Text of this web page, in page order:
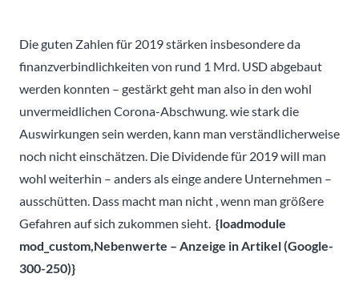
Die guten Zahlen für 2019 stärken insbesondere da
finanzverbindlichkeiten von rund 1 Mrd. USD abgebaut
werden konnten – gestärkt geht man also in den wohl
unvermeidlichen Corona-Abschwung. wie stark die
Auswirkungen sein werden, kann man verständlicherweise
noch nicht einschätzen. Die Dividende für 2019 will man
wohl weiterhin – anders als einge andere Unternehmen –
ausschütten. Dass macht man nicht , wenn man größere
Gefahren auf sich zukommen sieht. {loadmodule
mod_custom,Nebenwerte – Anzeige in Artikel (Google-
300-250)}